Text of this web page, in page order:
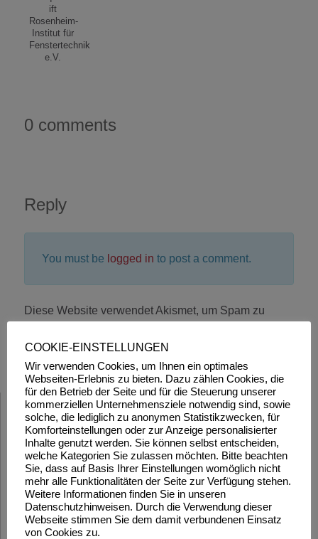
ift
Rosenheim-
Institut für
Fenstertechnik
e.V.
0 comments
Reply
You must be logged in to post a comment.
Diese Website verwendet Akismet, um Spam zu
verarbeitet werden.
COOKIE-EINSTELLUNGEN
Wir verwenden Cookies, um Ihnen ein optimales
Webseiten-Erlebnis zu bieten. Dazu zählen Cookies, die
für den Betrieb der Seite und für die Steuerung unserer
kommerziellen Unternehmensziele notwendig sind, sowie
solche, die lediglich zu anonymen Statistikzwecken, für
Komforteinstellungen oder zur Anzeige personalisierter
Inhalte genutzt werden. Sie können selbst entscheiden,
welche Kategorien Sie zulassen möchten. Bitte beachten
Sie, dass auf Basis Ihrer Einstellungen womöglich nicht
mehr alle Funktionalitäten der Seite zur Verfügung stehen.
Weitere Informationen finden Sie in unseren
Datenschutzhinweisen. Durch die Verwendung dieser
Webseite stimmen Sie dem damit verbundenen Einsatz
von Cookies zu.